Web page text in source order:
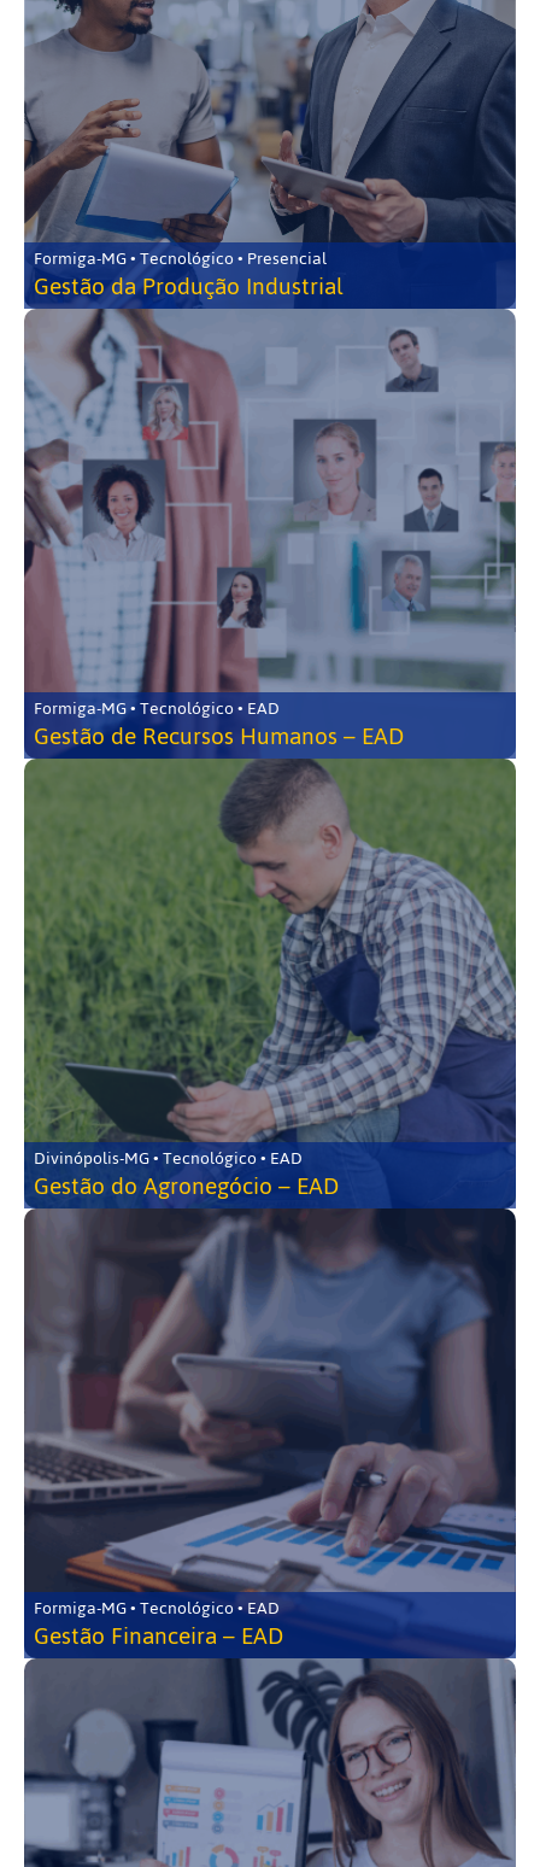
Formiga-MG • Tecnológico • Presencial
Gestão da Produção Industrial
Formiga-MG • Tecnológico • EAD
Gestão de Recursos Humanos – EAD
Divinópolis-MG • Tecnológico • EAD
Gestão do Agronegócio – EAD
Formiga-MG • Tecnológico • EAD
Gestão Financeira – EAD